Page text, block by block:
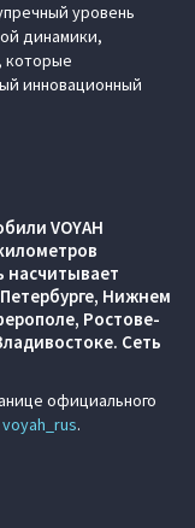
уровень
динамики,
которые
инновационный
VOYAH
насчитывает
Нижнем
Ростове-
Сеть
официального
voyah_rus.